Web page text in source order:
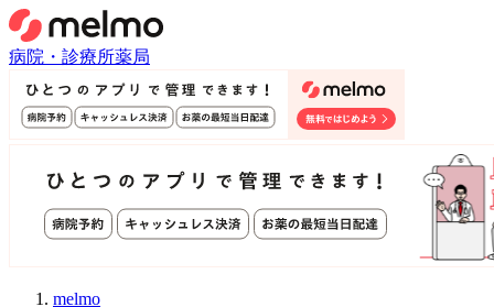
病院・診療所薬局
melmo